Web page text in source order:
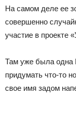
На самом деле ее
совершенно
участие в проекте
Там уже была одна
придумать что-то
свое имя задом